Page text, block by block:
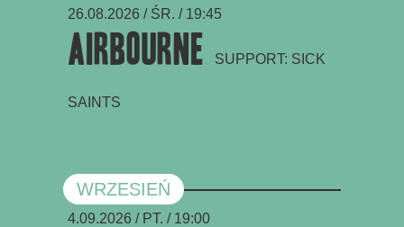
26.08.2026 / ŚR. / 19:45
Airbourne SUPPORT: SICK
SAINTS
WRZESIEŃ
4.09.2026 / PT. / 19:00